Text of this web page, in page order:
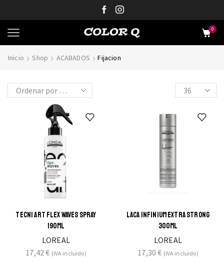
0
Inicio Shop ACABADOS Fijacion
TECNI ART FLEX WAVES SPRAY
190ML
LOREAL
17,42€ (IVA incluido)
LACA INFINIUM EXTRA STRONG
300ML
LOREAL
17,30€ (IVA incluido)